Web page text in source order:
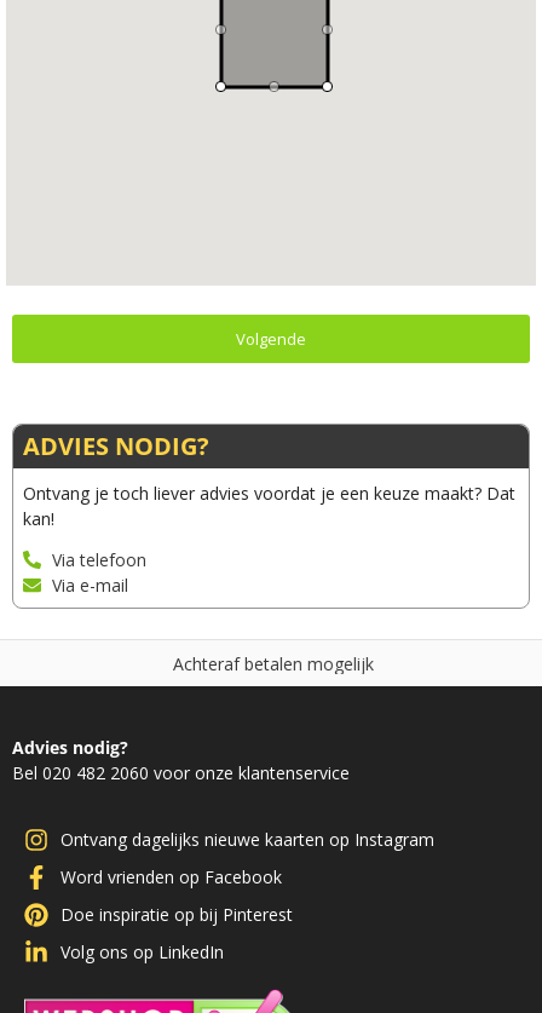
Volgende
ADVIES NODIG?
Ontvang je toch liever advies voordat je een keuze maakt? Dat
kan!
Via telefoon
Via e-mail
Achteraf betalen mogelijk
Advies nodig?
Bel 020 482 2060 voor onze klantenservice
Ontvang dagelijks nieuwe kaarten op Instagram
Word vrienden op Facebook
Doe inspiratie op bij Pinterest
Volg ons op LinkedIn